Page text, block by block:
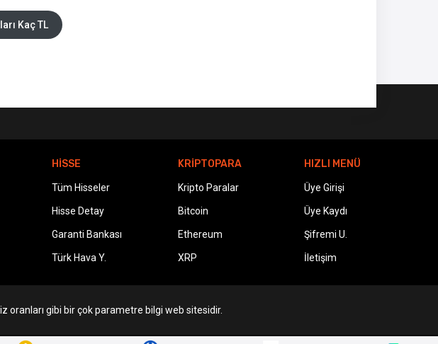
Kaç TL
HİSSE
Tüm Hisseler
Hisse Detay
Garanti Bankası
Türk Hava Y.
KRİPTOPARA
Kripto Paralar
Bitcoin
Ethereum
XRP
HIZLI MENÜ
Üye Girişi
Üye Kaydı
Şifremi U.
İletişim
oranları gibi bir çok parametre bilgi web sitesidir.